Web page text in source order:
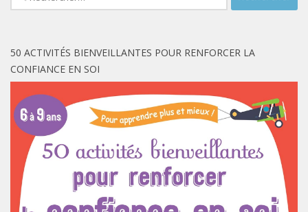
50 ACTIVITÉS BIENVEILLANTES POUR RENFORCER LA
CONFIANCE EN SOI